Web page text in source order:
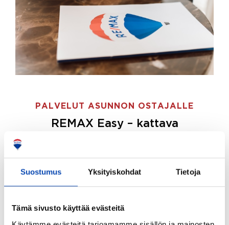
Suostumus Yksityiskohdat Tietoja
Tämä sivusto käyttää evästeitä
PALVELUT ASUNNON OSTAJALLE
REMAX Easy – kattava
ostajille.
Tee ostotoimeksianto ja etsimme juuri